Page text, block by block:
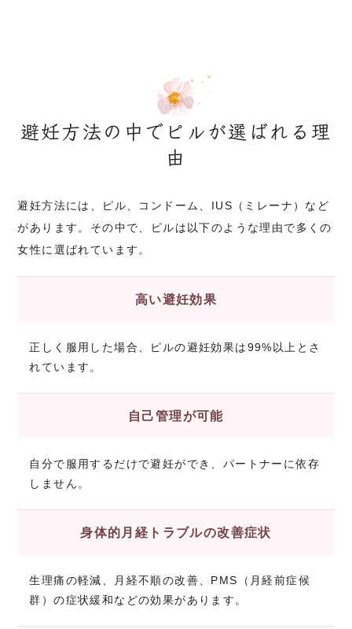
避妊方法の中でピルが選ばれる理
由
避妊方法には、ピル、コンドーム、IUS（ミレーナ）など
があります。その中で、ピルは以下のような理由で多くの
女性に選ばれています。
高い避妊効果
正しく服用した場合、ピルの避妊効果は99%以上とさ
れています。
自己管理が可能
自分で服用するだけで避妊ができ、パートナーに依存
しません。
身体的月経トラブルの改善症状
生理痛の軽減、月経不順の改善、PMS（月経前症候
群）の症状緩和などの効果があります。